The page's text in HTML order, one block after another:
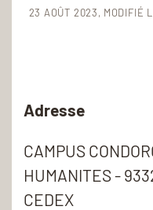
23 AOÛT 2023 MODIFIÉ
Adresse
CAMPUS
HUMANITES -
CEDEX